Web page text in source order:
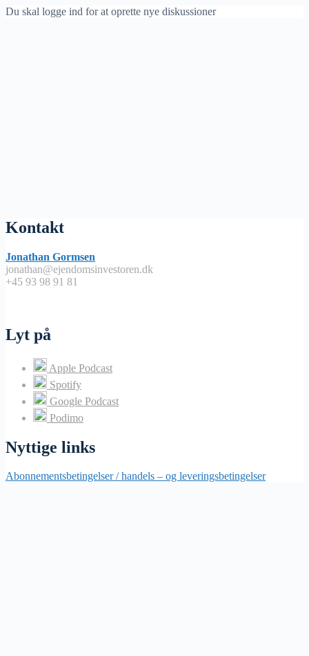
Du skal logge ind for at oprette nye diskussioner
Kontakt
Jonathan Gormsen
jonathan@ejendomsinvestoren.dk
+45 93 98 91 81
Lyt på
Apple Podcast
Spotify
Google Podcast
Podimo
Nyttige links
Abonnementsbetingelser / handels – og leveringsbetingelser